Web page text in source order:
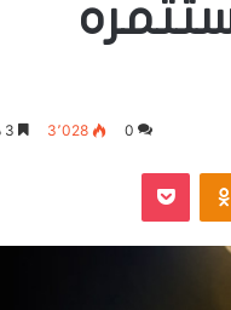
0 3٬028
Odnoklassniki
‫Pocket